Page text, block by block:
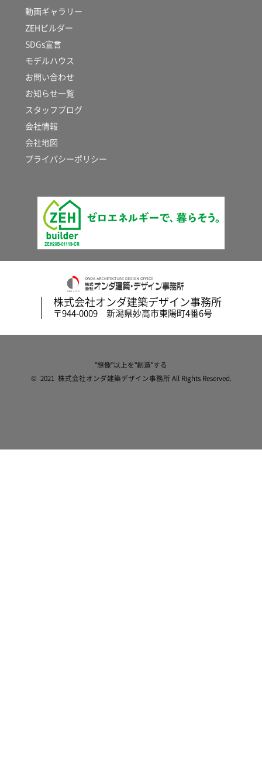
動画ギャラリー
ZEHビルダー
SDGs宣言
モデルハウス
お問い合わせ
お知らせ一覧
スタッフブログ
会社情報
会社地図
プライバシーポリシー
株式会社オンダ建築デザイン事務所
〒944-0009 新潟県妙高市東陽町4番6号
"想像"以上を"創造"する
© 2021 株式会社オンダ建築デザイン事務所 All Rights Reserved.